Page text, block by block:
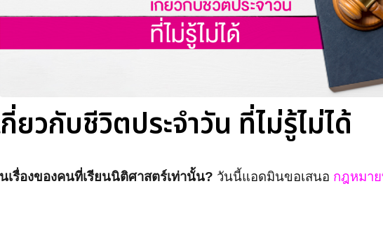
ยวกับชีวิตประจำวัน ที่ไม่รู้ไม่ได้
เรื่องของคนที่เรียนนิติศาสตร์เท่านั้น? วันนี้แอดมินขอเสนอ กฎหมา